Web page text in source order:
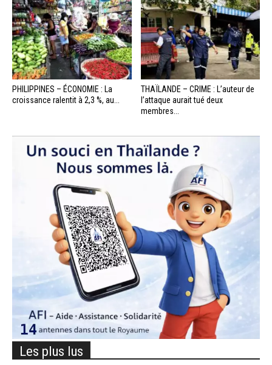
PHILIPPINES – ÉCONOMIE : La
croissance ralentit à 2,3 %, au...
THAÏLANDE – CRIME : L’auteur de
l’attaque aurait tué deux
membres...
Les plus lus